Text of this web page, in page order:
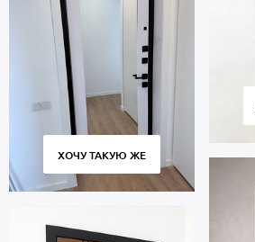
ХОЧУ ТАКУЮ ЖЕ